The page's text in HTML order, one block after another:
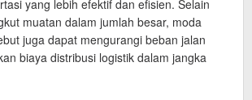
yang lebih efektif dan efisien. Selain
muatan dalam jumlah besar, moda
juga dapat mengurangi beban jalan
biaya distribusi logistik dalam jangka